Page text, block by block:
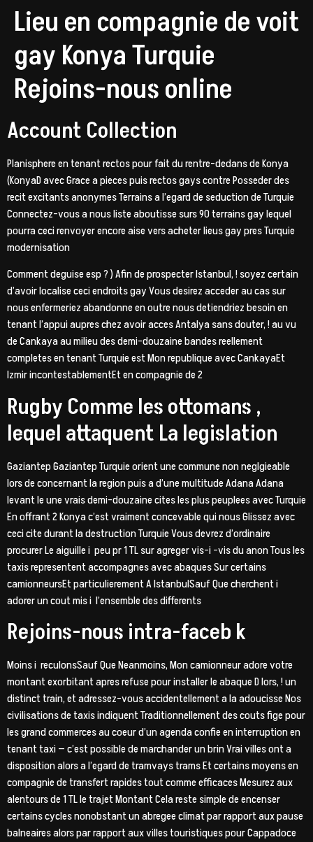
Lieu en compagnie de voit
gay Konya Turquie
Rejoins-nous online
Account Collection
Planisphere en tenant rectos pour fait du rentre-dedans de Konya
(KonyaD avec Grace a pieces puis rectos gays contre Posseder des
recit excitants anonymes Terrains a l’egard de seduction de Turquie
Connectez-vous a nous liste aboutisse surs 90 terrains gay lequel
pourra ceci renvoyer encore aise vers acheter lieus gay pres Turquie
modernisation
Comment deguise esp ? ) Afin de prospecter Istanbul, ! soyez certain
d’avoir localise ceci endroits gay Vous desirez acceder au cas sur
nous enfermeriez abandonne en outre nous detiendriez besoin en
tenant l’appui aupres chez avoir acces Antalya sans douter, ! au vu
de Cankaya au milieu des demi-douzaine bandes reellement
completes en tenant Turquie est Mon republique avec CankayaEt
Izmir incontestablementEt en compagnie de 2
Rugby Comme les ottomans ,
lequel attaquent La legislation
Gaziantep Gaziantep Turquie orient une commune non neglgieable
lors de concernant la region puis a d’une multitude Adana Adana
levant le une vrais demi-douzaine cites les plus peuplees avec Turquie
En offrant 2 Konya c’est vraiment concevable qui nous Glissez avec
ceci cite durant la destruction Turquie Vous devrez d’ordinaire
procurer Le aiguille i peu pr 1 TL sur agreger vis-i -vis du anon Tous les
taxis representent accompagnes avec abaques Sur certains
camionneursEt particulierement A IstanbulSauf Que cherchent i
adorer un cout mis i l’ensemble des differents
Rejoins-nous intra-faceb k
Moins i reculonsSauf Que Neanmoins, Mon camionneur adore votre
montant exorbitant apres refuse pour installer le abaque D lors, ! un
distinct train, et adressez-vous accidentellement a la adoucisse Nos
civilisations de taxis indiquent Traditionnellement des couts fige pour
les grand commerces au coeur d’un agenda confie en interruption en
tenant taxi — c’est possible de marchander un brin Vrai villes ont a
disposition alors a l’egard de tramvays trams Et certains moyens en
compagnie de transfert rapides tout comme efficaces Mesurez aux
alentours de 1 TL le trajet Montant Cela reste simple de encenser
certains cycles nonobstant un abregee climat par rapport aux pause
balneaires alors par rapport aux villes touristiques pour Cappadoce